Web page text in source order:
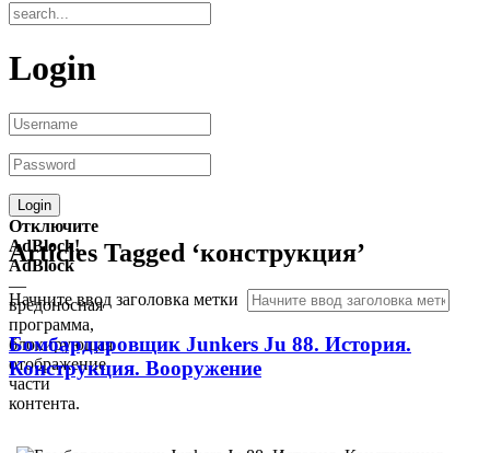
Login
Отключите
AdBlock!
AdBlock
—
вредоносная
программа,
блокирующая
отображение
части
контента.
Articles Tagged ‘конструкция’
Начните ввод заголовка метки
Бомбардировщик Junkers Ju 88. История.
Конструкция. Вооружение